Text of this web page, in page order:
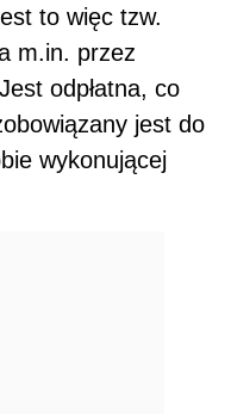
to więc tzw.
m.in. przez
odpłatna, co
jest do
wykonującej